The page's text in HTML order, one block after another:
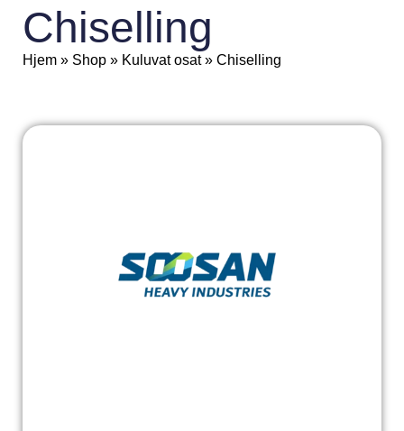
Chiselling
Hjem » Shop » Kuluvat osat» Chiselling